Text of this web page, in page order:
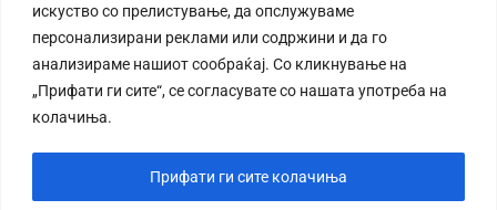
искуство со прелистување, да опслужуваме
персонализирани реклами или содржини и да го
анализираме нашиот сообраќај. Со кликнување на
„Прифати ги сите“, се согласувате со нашата употреба на
колачиња.
Прифати ги сите колачиња